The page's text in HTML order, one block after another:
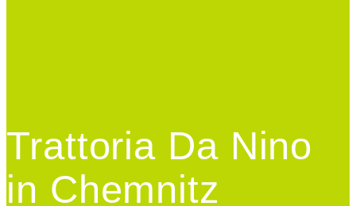
Trattoria Da Nino
in Chemnitz